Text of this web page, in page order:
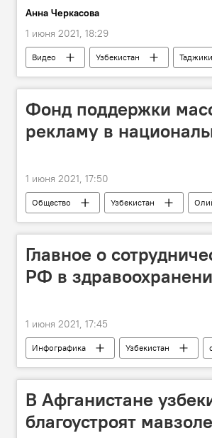
Анна Черкасова
1 июня 2021, 18:29
Видео Узбекистан
ЕАЭС
Кыргызстан
СНГ
Фонд поддержки
рекламу в
1 июня 2021, 17:50
Общество Узбекистан
Главное о
РФ в
1 июня 2021, 17:45
Инфографика Узбекистан
В Афганистане
благоустроят